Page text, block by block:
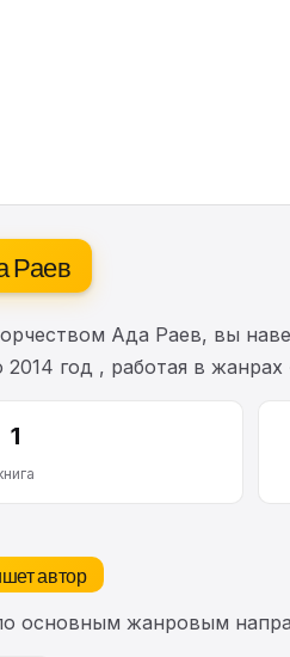
Раев
Ада Раев, вы
2014 год , работая в
1
автор
основным жанровым